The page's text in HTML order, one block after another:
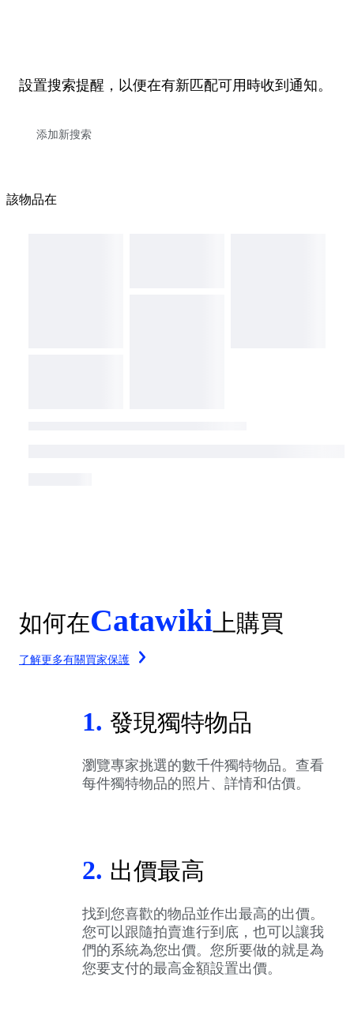
設置搜索提醒，以便在有新匹配可用時收到通知。
該物品在
如何在Catawiki 上購買
了解更多有關買家保護
1. 發現獨特物品
瀏覽專家挑選的數千件獨特物品。查看
每件獨特物品的照片、詳情和估價。
2. 出價最高
找到您喜歡的物品並作出最高的出價。
您可以跟隨拍賣進行到底，也可以讓我
們的系統為您出價。您所要做的就是為
您要支付的最高金額設置出價。